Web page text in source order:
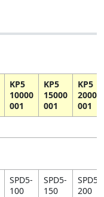
KP5
10000
001
KP5
15000
001
KP5
20000
001
SPD5-
100
SPD5-
150
SPD5-
200